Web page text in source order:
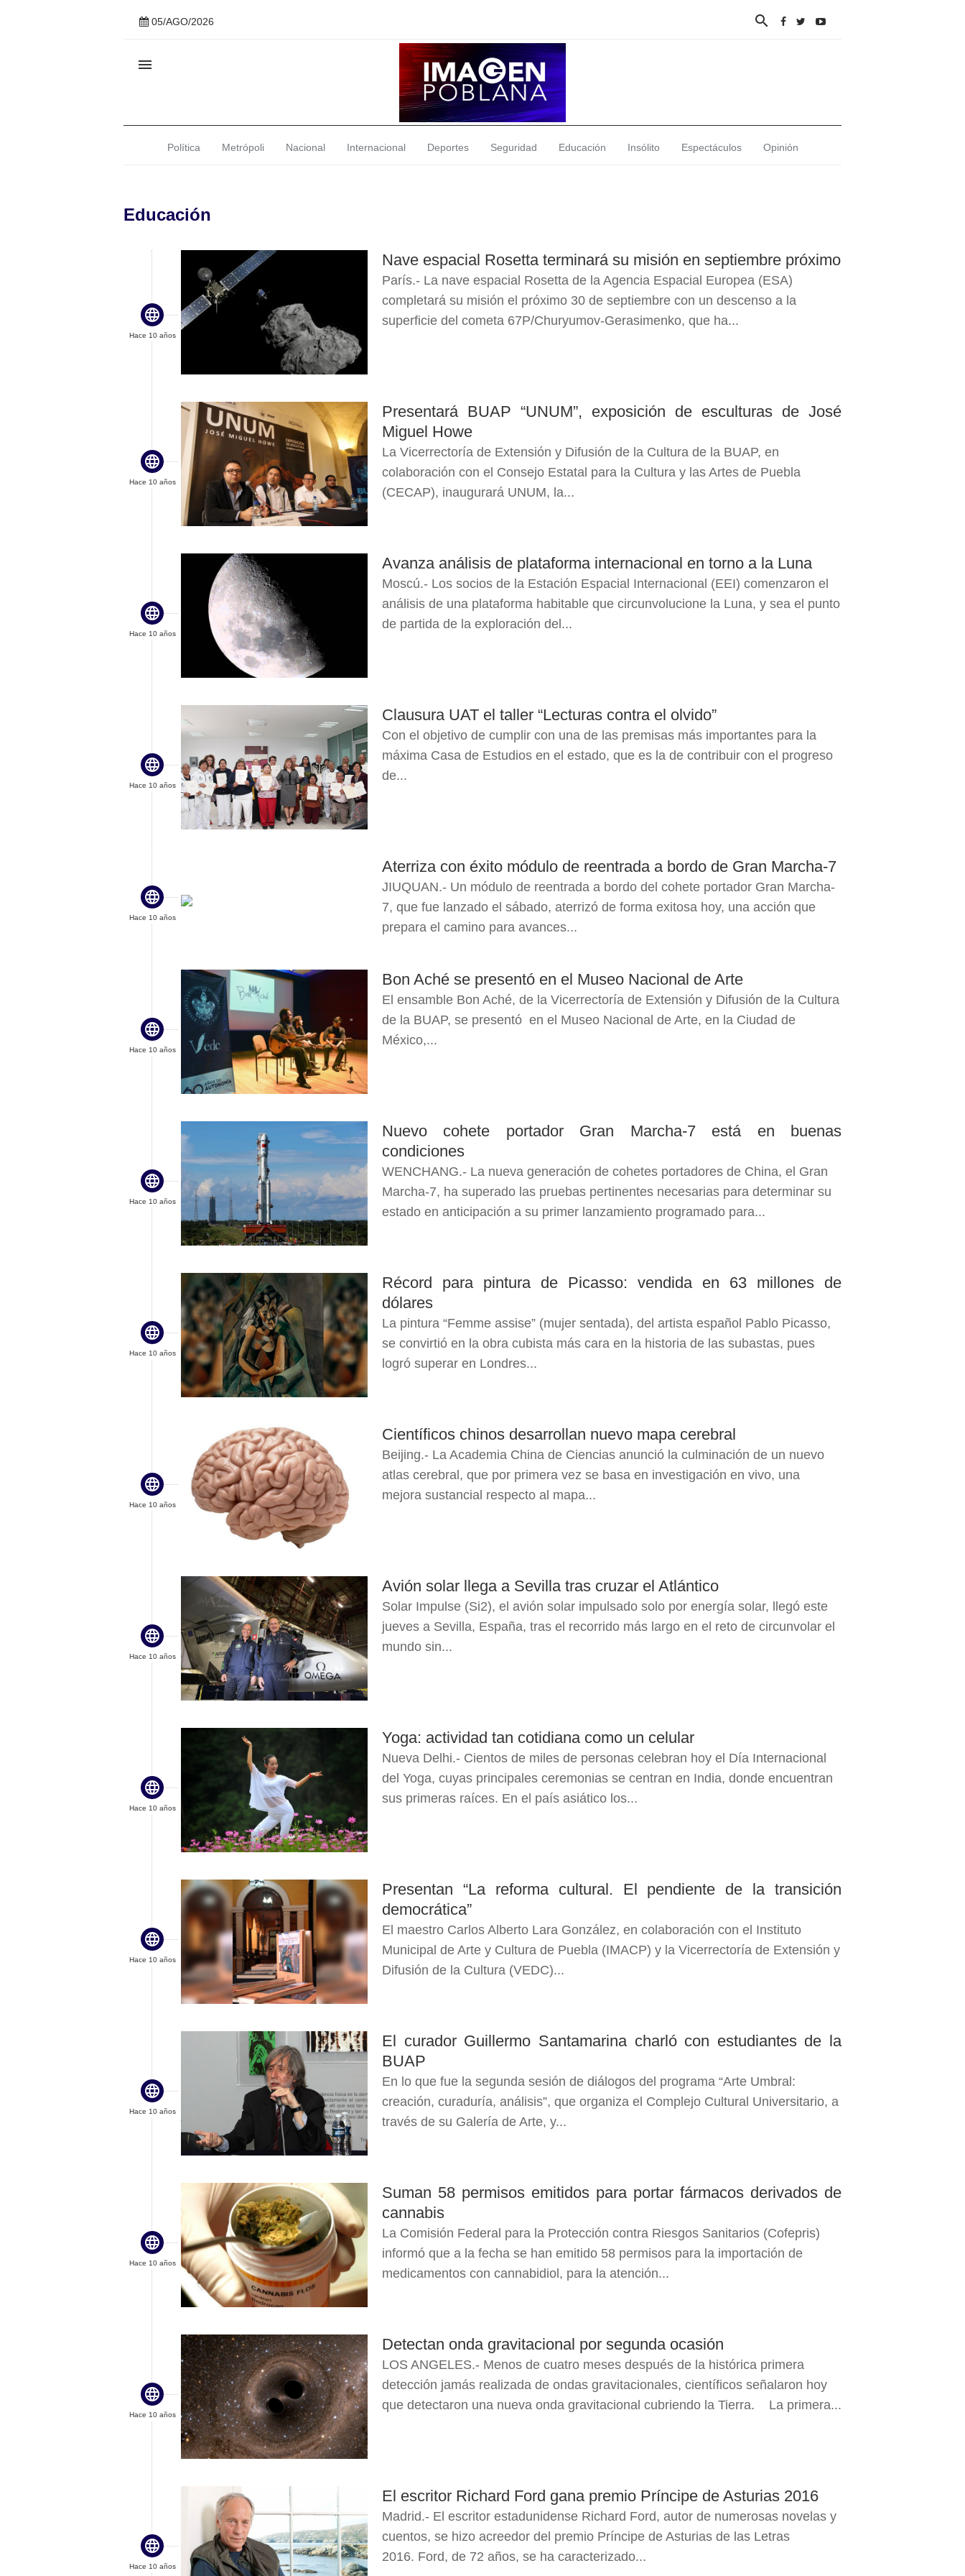
05/AGO/2026 

Política Metrópoli Nacional Internacional Deportes Seguridad Educación Insólito Espectáculos Opinión
Educación

Hace 10 años
Nave espacial Rosetta terminará su misión en septiembre próximo
París.- La nave espacial Rosetta de la Agencia Espacial Europea (ESA)
completará su misión el próximo 30 de septiembre con un descenso a la
superficie del cometa 67P/Churyumov-Gerasimenko, que ha...

Hace 10 años
Presentará BUAP “UNUM”, exposición de esculturas de José
Miguel Howe
La Vicerrectoría de Extensión y Difusión de la Cultura de la BUAP, en
colaboración con el Consejo Estatal para la Cultura y las Artes de Puebla
(CECAP), inaugurará UNUM, la...

Hace 10 años
Avanza análisis de plataforma internacional en torno a la Luna
Moscú.- Los socios de la Estación Espacial Internacional (EEI) comenzaron el
análisis de una plataforma habitable que circunvolucione la Luna, y sea el punto
de partida de la exploración del...

Hace 10 años
Clausura UAT el taller “Lecturas contra el olvido”
Con el objetivo de cumplir con una de las premisas más importantes para la
máxima Casa de Estudios en el estado, que es la de contribuir con el progreso
de...

Hace 10 años
Aterriza con éxito módulo de reentrada a bordo de Gran Marcha-7
JIUQUAN.- Un módulo de reentrada a bordo del cohete portador Gran Marcha-
7, que fue lanzado el sábado, aterrizó de forma exitosa hoy, una acción que
prepara el camino para avances...

Hace 10 años
Bon Aché se presentó en el Museo Nacional de Arte
El ensamble Bon Aché, de la Vicerrectoría de Extensión y Difusión de la Cultura
de la BUAP, se presentó en el Museo Nacional de Arte, en la Ciudad de
México,...

Hace 10 años
Nuevo cohete portador Gran Marcha-7 está en buenas
condiciones
WENCHANG.- La nueva generación de cohetes portadores de China, el Gran
Marcha-7, ha superado las pruebas pertinentes necesarias para determinar su
estado en anticipación a su primer lanzamiento programado para...

Hace 10 años
Récord para pintura de Picasso: vendida en 63 millones de
dólares
La pintura “Femme assise” (mujer sentada), del artista español Pablo Picasso,
se convirtió en la obra cubista más cara en la historia de las subastas, pues
logró superar en Londres...

Hace 10 años
Científicos chinos desarrollan nuevo mapa cerebral
Beijing.- La Academia China de Ciencias anunció la culminación de un nuevo
atlas cerebral, que por primera vez se basa en investigación en vivo, una
mejora sustancial respecto al mapa...

Hace 10 años
Avión solar llega a Sevilla tras cruzar el Atlántico
Solar Impulse (Si2), el avión solar impulsado solo por energía solar, llegó este
jueves a Sevilla, España, tras el recorrido más largo en el reto de circunvolar el
mundo sin...

Hace 10 años
Yoga: actividad tan cotidiana como un celular
Nueva Delhi.- Cientos de miles de personas celebran hoy el Día Internacional
del Yoga, cuyas principales ceremonias se centran en India, donde encuentran
sus primeras raíces. En el país asiático los...

Hace 10 años
Presentan “La reforma cultural. El pendiente de la transición
democrática”
El maestro Carlos Alberto Lara González, en colaboración con el Instituto
Municipal de Arte y Cultura de Puebla (IMACP) y la Vicerrectoría de Extensión y
Difusión de la Cultura (VEDC)...

Hace 10 años
El curador Guillermo Santamarina charló con estudiantes de la
BUAP
En lo que fue la segunda sesión de diálogos del programa “Arte Umbral:
creación, curaduría, análisis”, que organiza el Complejo Cultural Universitario, a
través de su Galería de Arte, y...

Hace 10 años
Suman 58 permisos emitidos para portar fármacos derivados de
cannabis
La Comisión Federal para la Protección contra Riesgos Sanitarios (Cofepris)
informó que a la fecha se han emitido 58 permisos para la importación de
medicamentos con cannabidiol, para la atención...

Hace 10 años
Detectan onda gravitacional por segunda ocasión
LOS ANGELES.- Menos de cuatro meses después de la histórica primera
detección jamás realizada de ondas gravitacionales, científicos señalaron hoy
que detectaron una nueva onda gravitacional cubriendo la Tierra. La primera...

Hace 10 años
El escritor Richard Ford gana premio Príncipe de Asturias 2016
Madrid.- El escritor estadunidense Richard Ford, autor de numerosas novelas y
cuentos, se hizo acreedor del premio Príncipe de Asturias de las Letras
2016. Ford, de 72 años, se ha caracterizado...